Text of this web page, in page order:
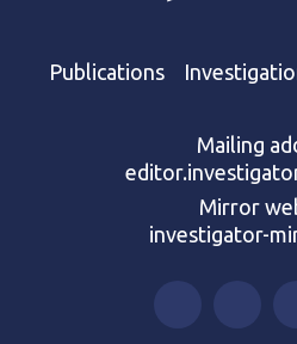
Publications
Mailing
Mirror
investigator-